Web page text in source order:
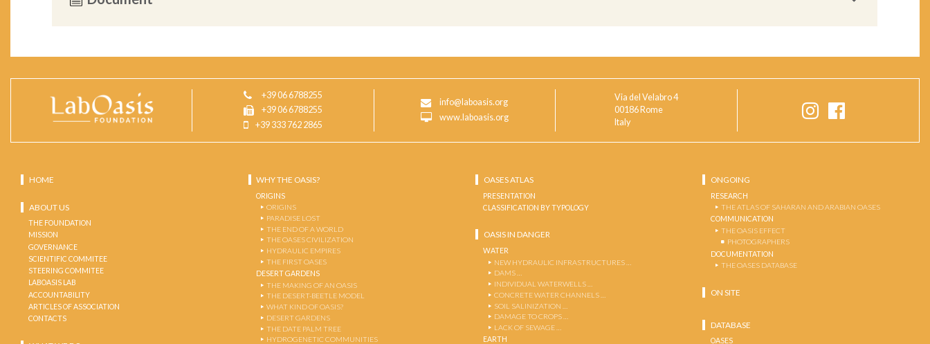
+39 06 6788255
+39 06 6788255
+39 333 762 2865
info@laboasis.org
www.laboasis.org
Via del Velabro 4
00186 Rome
Italy
HOME
ABOUT US
THE FOUNDATION
MISSION
GOVERNANCE
SCIENTIFIC COMMITEE
STEERING COMMITEE
LABOASIS LAB
ACCOUNTABILITY
ARTICLES OF ASSOCIATION
CONTACTS
WHY THE OASIS?
ORIGINS
ORIGINS
PARADISE LOST
THE END OF A WORLD
THE OASES CIVILIZATION
HYDRAULIC EMPIRES
THE FIRST OASES
DESERT GARDENS
THE MAKING OF AN OASIS
THE DESERT-BEETLE MODEL
WHAT KIND OF OASIS?
DESERT GARDENS
THE DATE PALM TREE
HYDROGENETIC COMMUNITIES
OASES ATLAS
PRESENTATION
CLASSIFICATION BY TYPOLOGY
OASIS IN DANGER
WATER
NEW HYDRAULIC INFRASTRUCTURES …
DAMS …
INDIVIDUAL WATERWELLS …
CONCRETE WATER CHANNELS …
SOIL SALINIZATION …
DAMAGE TO CROPS …
LACK OF SEWAGE …
EARTH
ONGOING
RESEARCH
THE ATLAS OF SAHARAN AND ARABIAN OASES
COMMUNICATION
THE OASIS EFFECT
PHOTOGRAPHERS
DOCUMENTATION
THE OASES DATABASE
ON SITE
DATABASE
OASES